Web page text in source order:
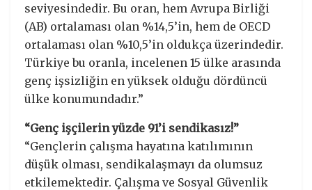
seviyesindedir. Bu oran, hem Avrupa Birliği
(AB) ortalaması olan %14,5’in, hem de OECD
ortalaması olan %10,5’in oldukça üzerindedir.
Türkiye bu oranla, incelenen 15 ülke arasında
genç işsizliğin en yüksek olduğu dördüncü
ülke konumundadır.”
“Genç işçilerin yüzde 91’i sendikasız!”
“Gençlerin çalışma hayatına katılımının
düşük olması, sendikalaşmayı da olumsuz
etkilemektedir. Çalışma ve Sosyal Güvenlik